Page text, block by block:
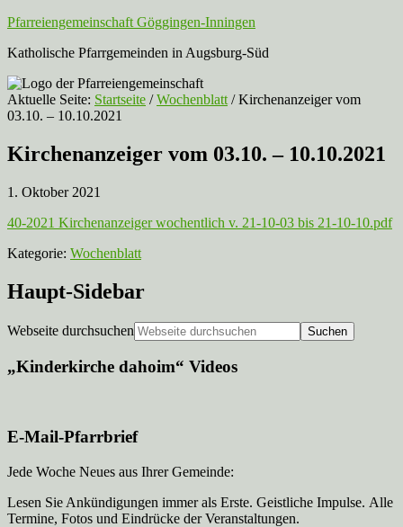
Pfarreiengemeinschaft Göggingen-Inningen
Katholische Pfarrgemeinden in Augsburg-Süd
Aktuelle Seite: Startseite / Wochenblatt /Kirchenanzeiger vom
03.10. – 10.10.2021
Kirchenanzeiger vom 03.10. – 10.10.2021
1. Oktober 2021
40-2021 Kirchenanzeiger wochentlich v. 21-10-03 bis 21-10-10.pdf
Kategorie: Wochenblatt
Haupt-Sidebar
Webseite durchsuchen
„Kinderkirche dahoim“ Videos
E-Mail-Pfarrbrief
Jede Woche Neues aus Ihrer Gemeinde:
Lesen Sie Ankündigungen immer als Erste. Geistliche Impulse. Alle
Termine, Fotos und Eindrücke der Veranstaltungen.